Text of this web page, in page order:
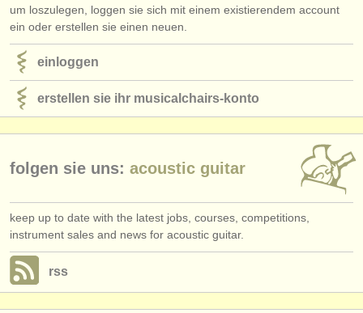
um loszulegen, loggen sie sich mit einem existierendem account
ein oder erstellen sie einen neuen.
einloggen
erstellen sie ihr musicalchairs-konto
folgen sie uns: acoustic guitar
keep up to date with the latest jobs, courses, competitions,
instrument sales and news for acoustic guitar.
rss